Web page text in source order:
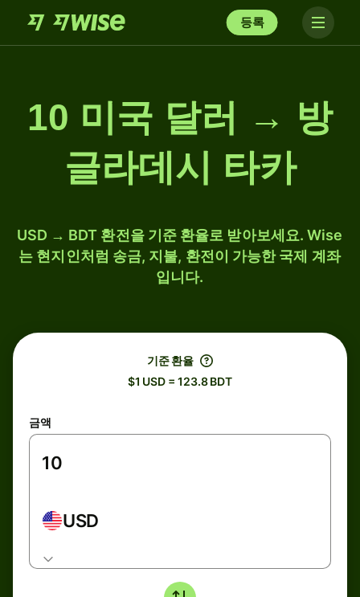
등록
10 미국 달러 → 방
글라데시 타카
USD → BDT 환전을 기준 환율로 받아보세요. Wise
는 현지인처럼 송금, 지불, 환전이 가능한 국제 계좌
입니다.
기준 환율
$1 USD = 123.8 BDT
금액
USD